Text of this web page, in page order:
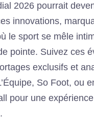
2026 pourrait
innovations,
le sport se mêle
pointe. Suivez ces
exclusifs et
So Foot, ou
pour une